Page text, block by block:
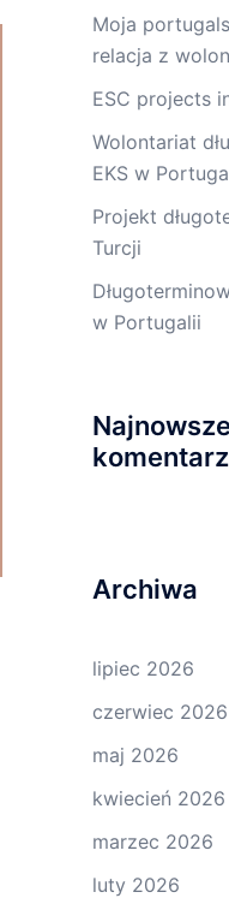
Moja
relacja z
ESC projects
Wolontariat
EKS w
Projekt
Turcji
w Portugalii
Najnowsze
Archiwa
lipiec 2026
czerwiec 2026
maj 2026
kwiecień 2026
marzec 2026
luty 2026